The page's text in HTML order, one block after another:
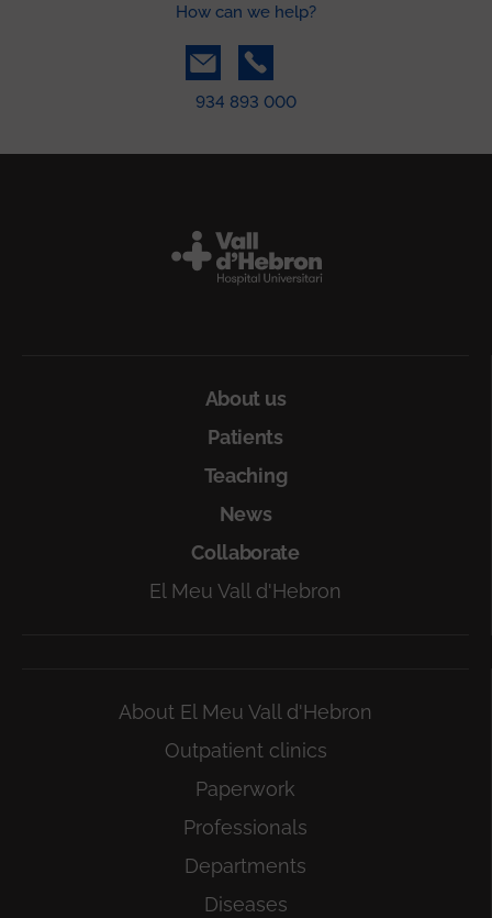
How can we help?
934 893 000
About us
Patients
Teaching
News
Collaborate
El Meu Vall d'Hebron
About El Meu Vall d'Hebron
Outpatient clinics
Paperwork
Professionals
Departments
Diseases